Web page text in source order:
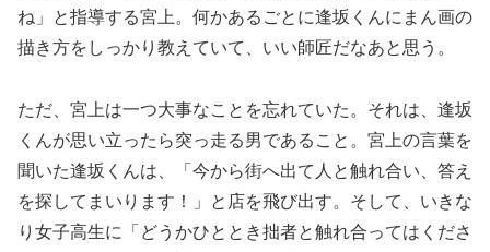
ね」と指導する宮上。何かあるごとに逢坂くんにまん画の
描き方をしっかり教えていて、いい師匠だなあと思う。
ただ、宮上は一つ大事なことを忘れていた。それは、逢坂
くんが思い立ったら突っ走る男であること。宮上の言葉を
聞いた逢坂くんは、「今から街へ出て人と触れ合い、答え
を探してまいります！」と店を飛び出す。そして、いきな
り女子高生に「どうかひととき拙者と触れ合ってはくださ